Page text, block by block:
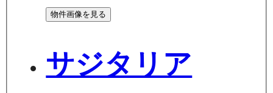
物件画像を見る
サジタリア